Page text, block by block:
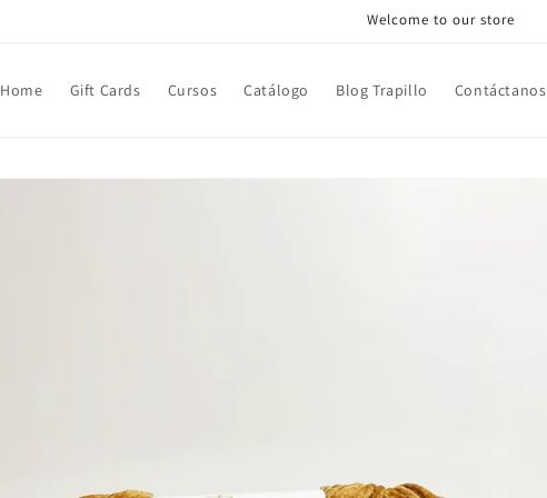
Welcome to our store
Home Gift Cards Cursos Catálogo Blog Trapillo Contáctanos